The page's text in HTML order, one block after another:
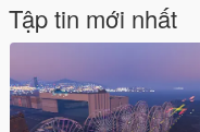
Tập tin mới nhất